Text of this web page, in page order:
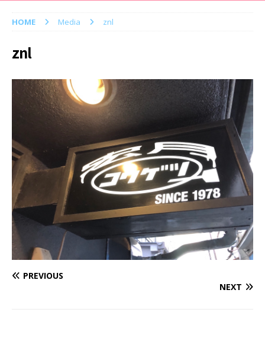
HOME Media znl
znl
PREVIOUS
NEXT